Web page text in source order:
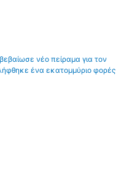
νέο πείραμα για τον
ένα εκατομμύριο φορές